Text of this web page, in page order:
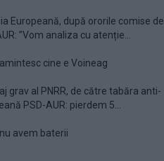
Europeană, după ororile comise de
”Vom analiza cu atenție...
cine e Voineag
grav al PNRR, de către tabăra anti-
PSD-AUR: pierdem 5...
avem baterii